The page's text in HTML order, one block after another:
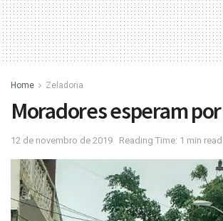
Home Zeladoria
Moradores esperam
12 de novembro de 2019 Reading Time: 1 min read